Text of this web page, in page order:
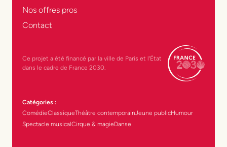
Nos offres pros
Contact
Ce projet a été financé par la ville de Paris et l’État
dans le cadre de France 2030.
Catégories :
ComédieClassiqueThéâtre contemporainJeune publicHumour
Spectacle musicalCirque & magieDanse